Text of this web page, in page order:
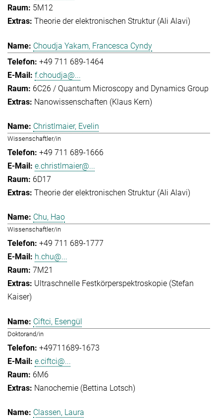
5M12
Theorie der elektronischen Struktur (Ali Alavi)
Choudja Yakam, Francesca Cyndy
+49 711 689-1464
f.choudja@...
6C26 / Quantum Microscopy and Dynamics Group
Nanowissenschaften (Klaus Kern)
Christlmaier, Evelin
Wissenschaftler/in
+49 711 689-1666
e.christlmaier@...
6D17
Theorie der elektronischen Struktur (Ali Alavi)
Chu, Hao
Wissenschaftler/in
+49 711 689-1777
h.chu@...
7M21
Ultraschnelle Festkörperspektroskopie (Stefan
Kaiser)
Ciftci, Esengül
Doktorand/in
+49711689-1673
e.ciftci@...
6M6
Nanochemie (Bettina Lotsch)
Classen, Laura